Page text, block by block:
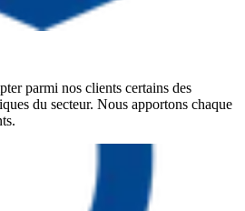
parmi nos clients certains des
du secteur. Nous apportons chaque